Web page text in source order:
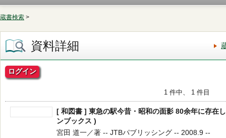
蔵書検索 >
資料詳細
ログイン
1 件中、 1 件目
[ 和図書 ] 東急の駅今昔・昭和の面影 80余年に存在
ンブックス )
宮田 道一／著 -- JTBパブリッシング -- 2008.9 --